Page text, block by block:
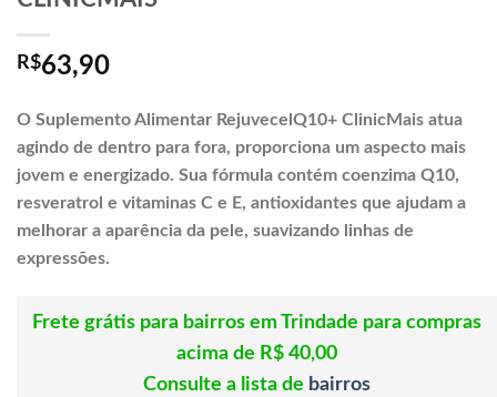
R$63,90
O Suplemento Alimentar RejuvecelQ10+ ClinicMais atua
agindo de dentro para fora, proporciona um aspecto mais
jovem e energizado. Sua fórmula contém coenzima Q10,
resveratrol e vitaminas C e E, antioxidantes que ajudam a
melhorar a aparência da pele, suavizando linhas de
expressões.
Frete grátis para bairros em Trindade para compras
acima de R$ 40,00
Consulte a lista de bairros